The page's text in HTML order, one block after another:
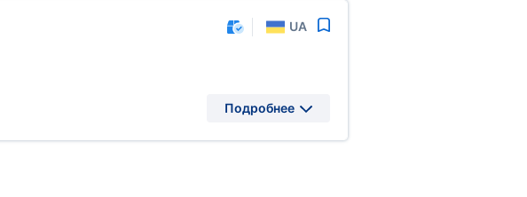
UA
Подробнее